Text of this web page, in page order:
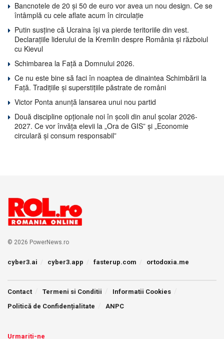
Bancnotele de 20 și 50 de euro vor avea un nou design. Ce se
întâmplă cu cele aflate acum în circulație
Putin susține că Ucraina își va pierde teritoriile din vest.
Declarațiile liderului de la Kremlin despre România și războiul
cu Kievul
Schimbarea la Față a Domnului 2026.
Ce nu este bine să faci în noaptea de dinaintea Schimbării la
Față. Tradițiile și superstițiile păstrate de români
Victor Ponta anunță lansarea unui nou partid
Două discipline opționale noi în școli din anul școlar 2026-
2027. Ce vor învăța elevii la „Ora de GIS” și „Economie
circulară și consum responsabil”
© 2026 PowerNews.ro
cyber3.ai cyber3.app fasterup.com ortodoxia.me
Contact Termeni si Conditii
Informatii Cookies
Politică de Confidențialitate
ANPC
Urmariti-ne